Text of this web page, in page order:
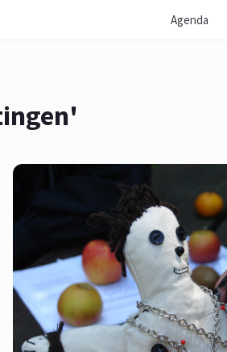
Agenda